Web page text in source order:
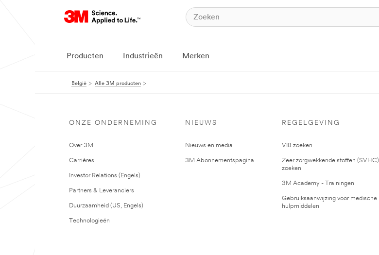
Producten Industrieën Merken
België Alle 3M producten
ONZE ONDERNEMING
Over 3M
Carrières
Investor Relations (Engels)
Partners & Leveranciers
Duurzaamheid (US, Engels)
Technologieën
NIEUWS
Nieuws en media
3M Abonnementspagina
REGELGEVING
VIB zoeken
Zeer zorgwekkende stoffen (SVHC)
zoeken
3M Academy - Trainingen
Gebruiksaanwijzing voor medische
hulpmiddelen